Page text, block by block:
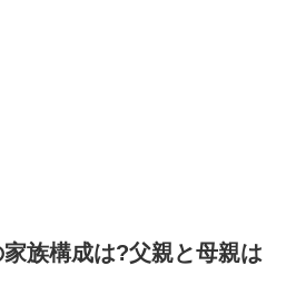
族構成は?父親と母親は